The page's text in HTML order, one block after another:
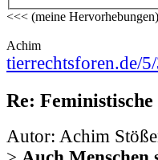
<<< (meine
Achim
tierrechtsforen.de/
Re:
Autor: Achim